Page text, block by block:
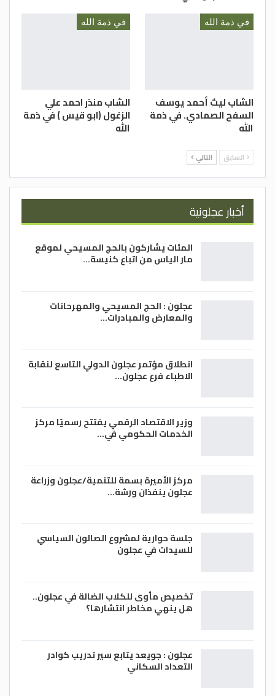
في ذمة الله
الشاب ليث أحمد يوسف
السفح الصمادي. في ذمة
الله
في ذمة الله
الشاب منذر احمد علي
الزغول (ابو قيس ) في ذمة
الله
السابق التالي
أخبار عجلونية
المئات يشاركون بالحج المسيحي لموقع
مار الياس من اتباع كنيسة…
عجلون : الحج المسيحي والمهرحانات
والمعارض والمبادرات…
انطلاق مؤتمر عجلون الدولي التاسع لنقابة
الاطباء فرع عجلون…
وزير الاقتصاد الرقمي يفتتح رسميًا مركز
الخدمات الحكومي في…
مركز الأميرة بسمة للتنمية/عجلون وزراعة
عجلون ينفذان ورشة…
جلسة حوارية لمشروع الصالون السياسي
للسيدات في عجلون
تخصيص مأوى للكلاب الضالة في عجلون..
هل ينهي مخاطر انتشارها؟
عجلون : جويعد يتابع سير تدريب كوادر
التعداد السكاني